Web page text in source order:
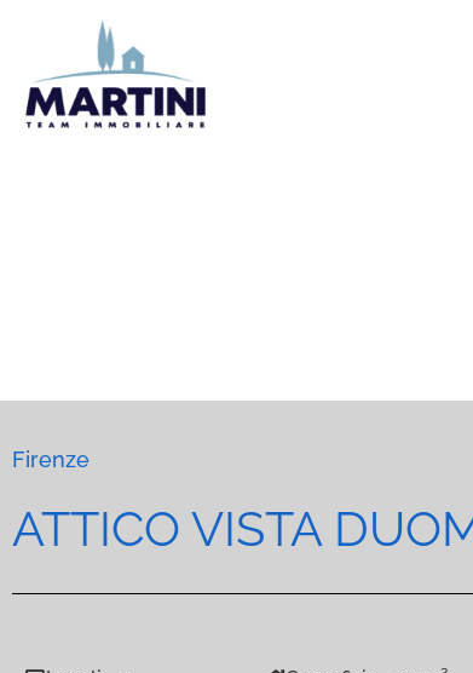
contenuto
Firenze
ATTICO VISTA